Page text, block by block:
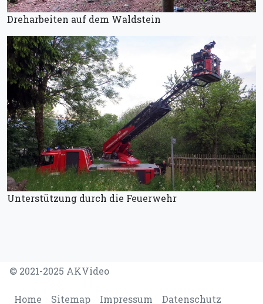
Dreharbeiten auf dem Waldstein
Unterstützung durch die Feuerwehr
© 2021-2025 AKVideo
Home Sitemap Impressum Datenschutz